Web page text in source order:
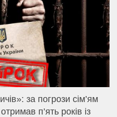
за погрози сім’ям
п’ять років із